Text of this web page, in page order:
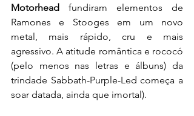
Motorhead
fundiram elementos de
Ramones e Stooges em um novo
metal, mais rápido, cru e mais
agressivo. A atitude romântica e rococó
(pelo menos nas letras e álbuns) da
trindade Sabbath-Purple-Led começa a
soar datada, ainda que imortal).